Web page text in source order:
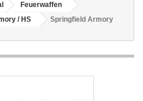
Feuerwaffen
/ HS
Springfield Armory